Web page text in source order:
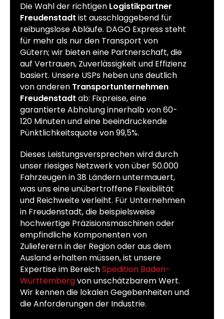
Die Wahl der richtigen Logistikpartner
Freudenstadt ist ausschlaggebend für
reibungslose Abläufe. DAGO Express steht
für mehr als nur den Transport von
Gütern; wir bieten eine Partnerschaft, die
auf Vertrauen, Zuverlässigkeit und Effizienz
basiert. Unsere USPs heben uns deutlich
von anderen Transportunternehmen
Freudenstadt ab: Fixpreise, eine
garantierte Abholung innerhalb von 60-
120 Minuten und eine beeindruckende
Pünktlichkeitsquote von 99,5%.
Dieses Leistungsversprechen wird durch
unser riesiges Netzwerk von über 50.000
Fahrzeugen in 38 Ländern untermauert,
was uns eine unübertroffene Flexibilität
und Reichweite verleiht. Für Unternehmen
in Freudenstadt, die beispielsweise
hochwertige Präzisionsmaschinen oder
empfindliche Komponenten von
Zulieferern in der Region oder aus dem
Ausland erhalten müssen, ist unsere
Expertise im BereichSpedition Baden-
Württembergvon unschätzbarem Wert.
Wir kennen die lokalen Gegebenheiten und
die Anforderungen der Industrie.